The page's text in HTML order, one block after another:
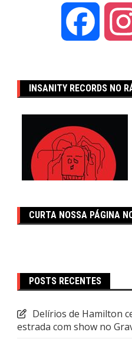
INSANITY RECORDS NO
CURTA NOSSA PÁGINA
POSTS RECENTES
Delírios de Hamilton
estrada com show no